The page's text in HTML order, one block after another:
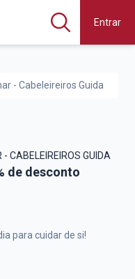
Entrar
- Cabeleireiros Guida
CABELEIREIROS GUIDA
- Cabeleireiros
de desconto
para cuidar de si!